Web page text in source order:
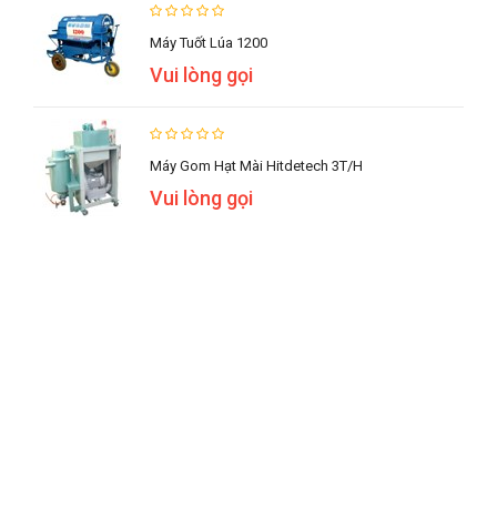
Máy Tuốt Lúa 1200
Vui lòng gọi
Máy Gom Hạt Mài Hitdetech 3T/h
Vui lòng gọi